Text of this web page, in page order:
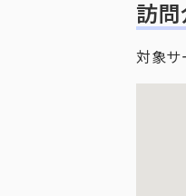
訪問
対象サ